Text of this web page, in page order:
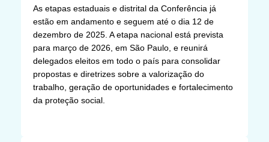
As etapas estaduais e distrital da Conferência já
estão em andamento e seguem até o dia 12 de
dezembro de 2025. A etapa nacional está prevista
para março de 2026, em São Paulo, e reunirá
delegados eleitos em todo o país para consolidar
propostas e diretrizes sobre a valorização do
trabalho, geração de oportunidades e fortalecimento
da proteção social.